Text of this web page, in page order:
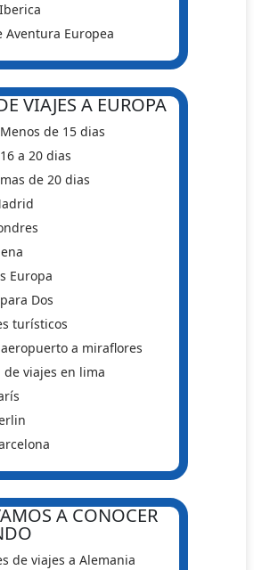
Aventura Europea
VIAJES A EUROPA
de 15 dias
a 20 dias
de 20 dias
Europa
Dos
turísticos
a miraflores
de viajes en lima
A CONOCER
de viajes a Alemania